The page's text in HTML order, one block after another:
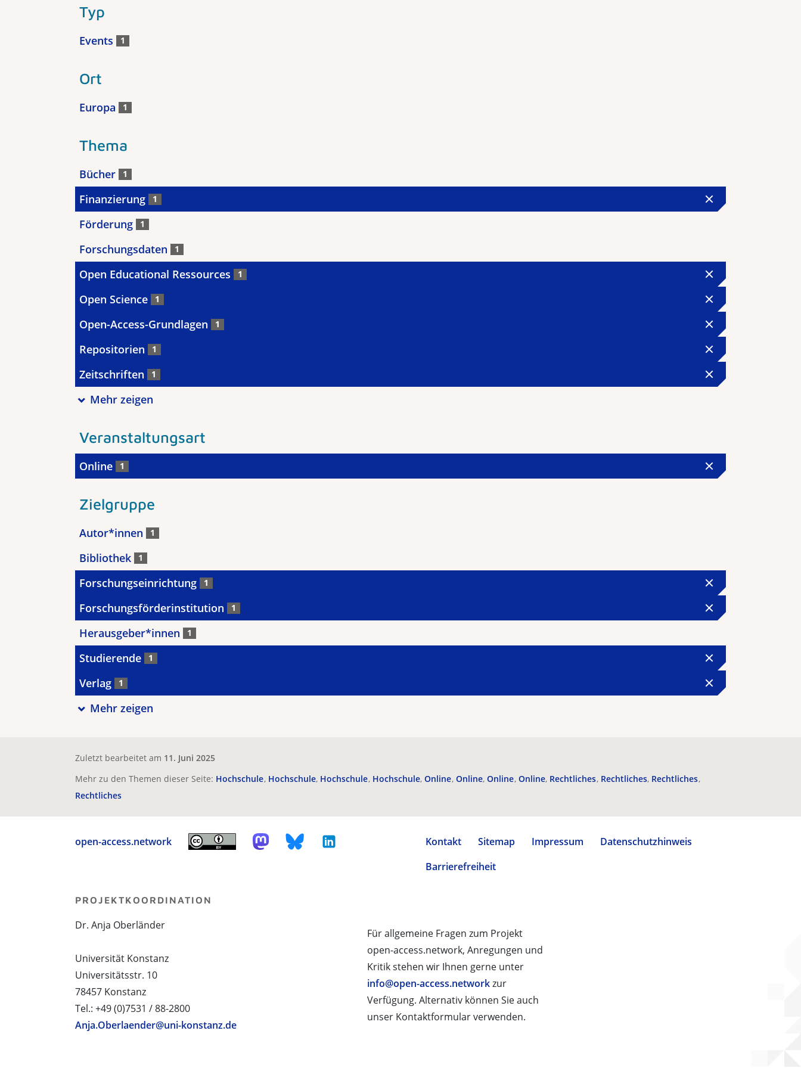
Typ
Events 1
Ort
Europa 1
Thema
Bücher 1
Finanzierung 1
Förderung 1
Forschungsdaten 1
Open Educational Ressources 1
Open Science 1
Open-Access-Grundlagen 1
Repositorien 1
Zeitschriften 1
Mehr zeigen
Veranstaltungsart
Online 1
Zielgruppe
Autor*innen 1
Bibliothek 1
Forschungseinrichtung 1
Forschungsförderinstitution 1
Herausgeber*innen 1
Studierende 1
Verlag 1
Mehr zeigen
Zuletzt bearbeitet am 11. Juni 2025
Mehr zu den Themen dieser Seite: Hochschule Hochschule Hochschule Hochschule Online Online Online Online Rechtliches Rechtliches Rechtliches
Rechtliches
open-access.network Kontakt Sitemap Impressum
Datenschutzhinweis
Barrierefreiheit
Für allgemeine Fragen zum Projekt
open-access.network, Anregungen und
Kritik stehen wir Ihnen gerne unter
info@open-access.networkzur
Verfügung. Alternativ können Sie auch
unser Kontaktformular verwenden.
PROJEKTKOORDINATION
Dr. Anja Oberländer
Universität Konstanz
Universitätsstr. 10
78457 Konstanz
Tel.: +49 (0)7531 / 88-2800
Anja.Oberlaender@uni-konstanz.de